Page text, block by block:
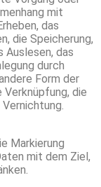
mit
das
die Speicherung,
Auslesen, das
durch
Form der
die
Markierung
mit dem Ziel,